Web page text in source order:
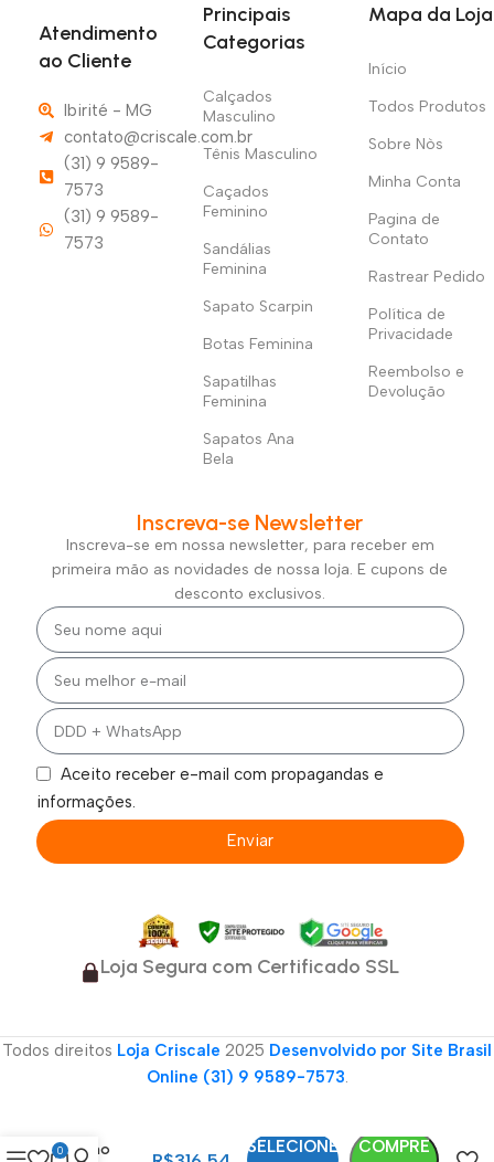
Atendimento
ao Cliente
Ibirité - MG
contato@criscale.com.br
(31) 9 9589-
7573
(31) 9 9589-
7573
Principais
Categorias
Calçados
Masculino
Tênis Masculino
Caçados
Feminino
Sandálias
Feminina
Sapato Scarpin
Botas Feminina
Sapatilhas
Feminina
Sapatos Ana
Bela
Mapa da Loja
Início
Todos Produtos
Sobre Nòs
Minha Conta
Pagina de
Contato
Rastrear Pedido
Política de
Privacidade
Reembolso e
Devolução
Inscreva-se Newsletter
Inscreva-se em nossa newsletter, para receber em
primeira mão as novidades de nossa loja. E cupons de
desconto exclusivos.
Aceito receber e-mail com propagandas e
informações.
Enviar
Loja Segura com Certificado SSL
Todos direitos Loja Criscale 2025 Desenvolvido por Site Brasil
Online (31) 9 9589-7573.
Cano
SELECIONE COMPRE
0